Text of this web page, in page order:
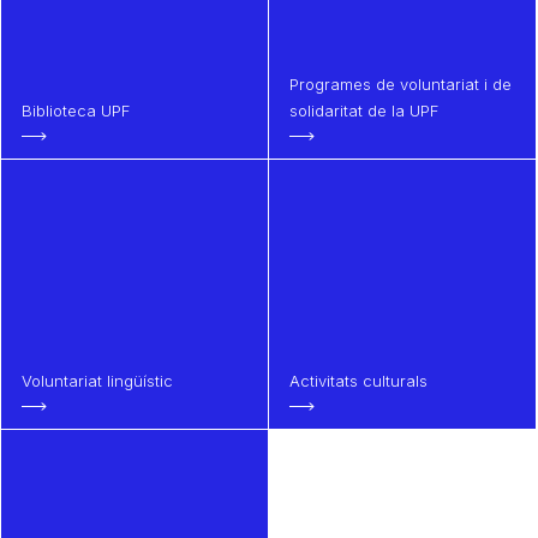
Biblioteca UPF
Programes de voluntariat i de
solidaritat de la UPF
Voluntariat lingüístic Activitats culturals